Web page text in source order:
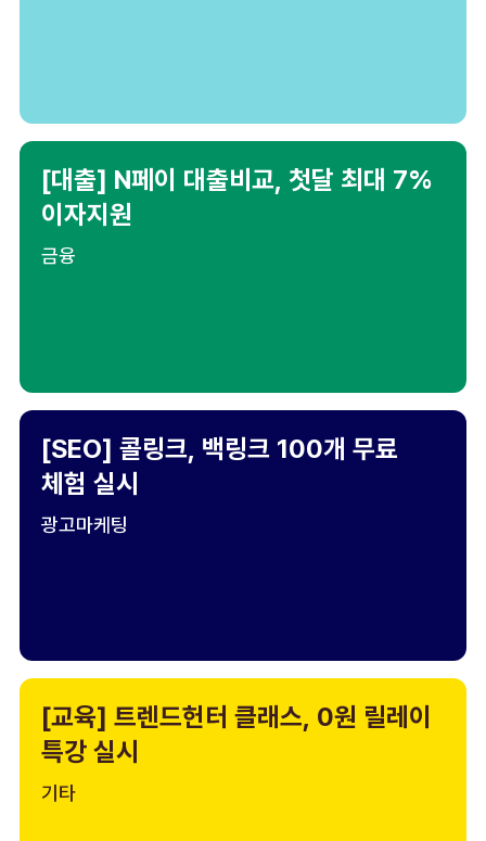
[대출] N페이 대출비교, 첫달 최대 7%
이자지원
금융
[SEO] 콜링크, 백링크 100개 무료
체험 실시
광고마케팅
[교육] 트렌드헌터 클래스, 0원 릴레이
특강 실시
기타